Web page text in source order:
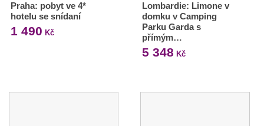
Praha: pobyt ve 4*
hotelu se snídaní
1 490 Kč
Lombardie: Limone v
domku v Camping
Parku Garda s
přímým…
5 348 Kč